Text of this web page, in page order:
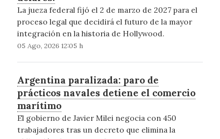
La jueza federal fijó el 2 de marzo de 2027 para el
proceso legal que decidirá el futuro de la mayor
integración en la historia de Hollywood.
05 Ago, 2026 12:05 h
Argentina paralizada: paro de
prácticos navales detiene el comercio
marítimo
El gobierno de Javier Milei negocia con 450
trabajadores tras un decreto que elimina la